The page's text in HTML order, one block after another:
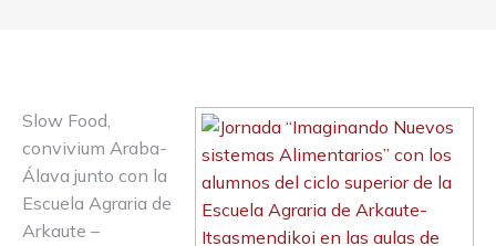
Slow Food,
convivium Araba-
Álava junto con la
Escuela Agraria de
Arkaute –